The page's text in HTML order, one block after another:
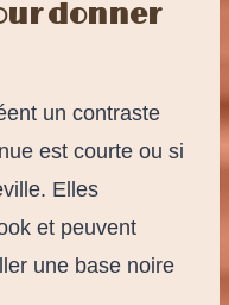
donner
un contraste
est courte ou si
Elles
et peuvent
une base noire